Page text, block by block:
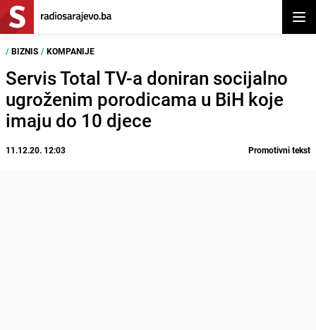
/ BIZNIS / KOMPANIJE
Servis Total TV-a doniran socijalno
ugroženim porodicama u BiH koje
imaju do 10 djece
11.12.20. 12:03 Promotivni tekst